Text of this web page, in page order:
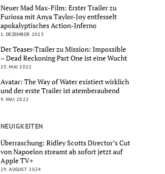
Neuer Mad Max-Film: Erster Trailer zu
Furiosa mit Anya Taylor-Joy entfesselt
apokalyptisches Action-Inferno
1. DEZEMBER 2023
Der Teaser-Trailer zu Mission: Impossible
– Dead Reckoning Part One ist eine Wucht
23. MAI 2022
Avatar: The Way of Water existiert wirklich
und der erste Trailer ist atemberaubend
9. MAI 2022
NEUIGKEITEN
Überraschung: Ridley Scotts Director’s Cut
von Napoelon streamt ab sofort jetzt auf
Apple TV+
29. AUGUST 2024